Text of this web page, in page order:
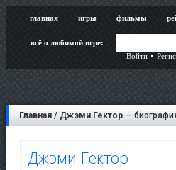
главная игры фильмы
всё о любимой игре:
Войти
Главная / Джэми Гектор —
Джэми Гектор